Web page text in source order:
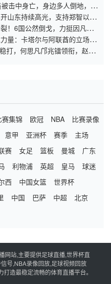
击中身亡，身边多人倒地，至
山东持续高光，支持郑智以教
！6国公然倒戈，力挺因凡蒂
量：卡塔尔与阿联酋的立场引
打，何思凡邝兆镭领衔，赵松
赛集锦 欧冠 NBA
比赛录像
意甲 亚洲杯 赛季
主场
赛 女足 篮板 曼城
广东
利物浦 英超 皇马
球迷
西 中国女篮
世界杯
中国 巴萨 中超
北京
网站,主要提供足球直播,世界杯直
号,NBA录像回放,足球视频回放
造最稳定流畅的体育直播平台。